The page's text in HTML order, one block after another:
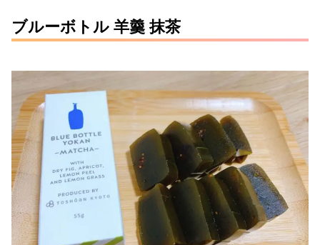
ブルーボトル 羊羹 抹茶